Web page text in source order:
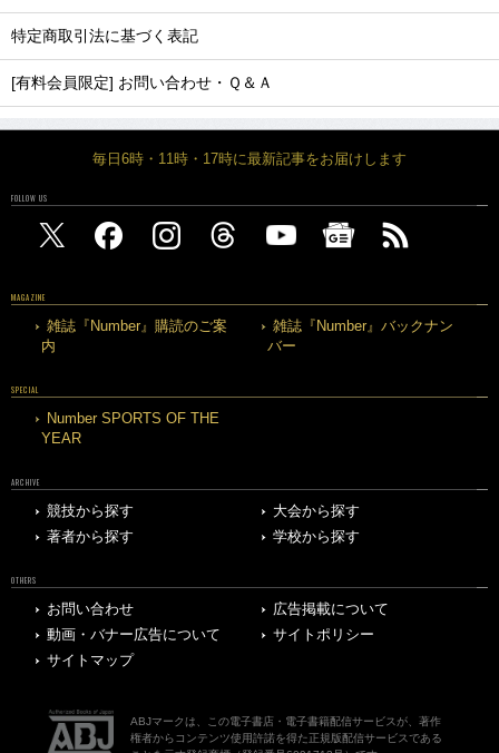
特定商取引法に基づく表記
[有料会員限定] お問い合わせ・Ｑ＆Ａ
毎日6時・11時・17時に最新記事をお届けします
FOLLOW US
MAGAZINE
雑誌『Number』購読のご案
内
雑誌『Number』バックナン
バー
SPECIAL
Number SPORTS OF THE
YEAR
ARCHIVE
競技から探す
大会から探す
著者から探す
学校から探す
OTHERS
お問い合わせ
広告掲載について
動画・バナー広告について
サイトポリシー
サイトマップ
ABJマークは、この電子書店・電子書籍配信サービスが、著作
権者からコンテンツ使用許諾を得た正規版配信サービスである